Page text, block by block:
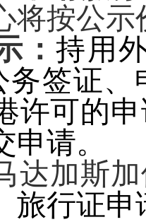
将按公示
：持用
务签证、
许可的
申请。
达加斯
旅行证申